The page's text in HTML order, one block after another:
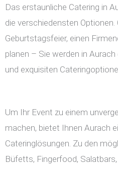
Das erstaunliche Catering in
die verschiedensten Optionen.
Geburtstagsfeier, einen
planen – Sie werden in
und exquisiten
Um Ihr Event zu einem
machen, bietet Ihnen Aurach
Cateringlösungen. Zu den
Büfetts, Fingerfood,